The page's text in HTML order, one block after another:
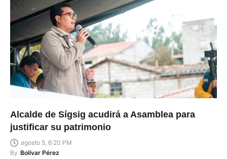
Alcalde de Sígsig acudirá a Asamblea para
justificar su patrimonio
agosto 5, 6:20 PM
By Bolívar Pérez